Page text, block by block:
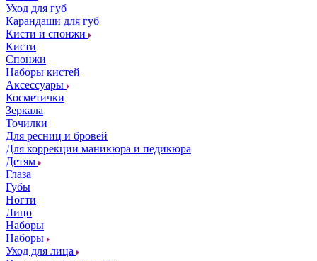
Уход для губ
Карандаши для губ
Кисти и спонжи
Кисти
Спонжи
Наборы кистей
Аксессуары
Косметички
Зеркала
Точилки
Для ресниц и бровей
Для коррекции маникюра и педикюра
Детям
Глаза
Губы
Ногти
Лицо
Наборы
Наборы
Уход для лица